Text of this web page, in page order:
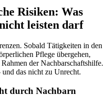
Risiken: Was
leisten darf
Sobald Tätigkeiten in den
Pflege übergehen,
der Nachbarschaftshilfe.
das nicht zu Unrecht.
durch Nachbarn